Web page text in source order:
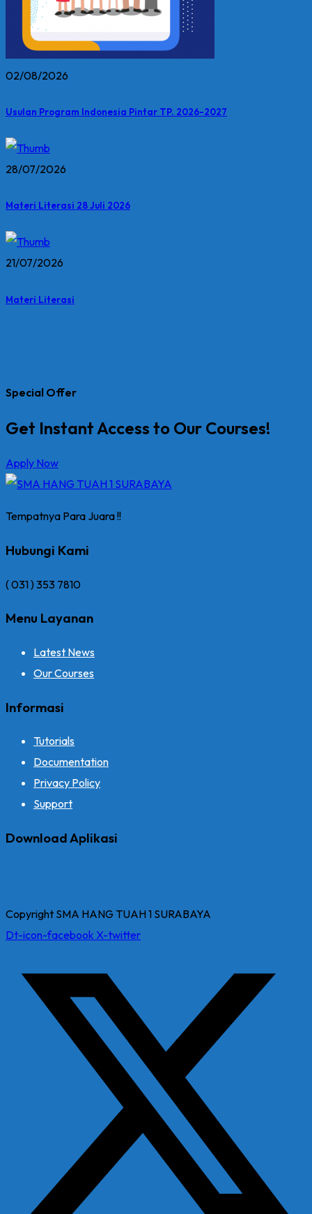
02/08/2026
Usulan Program Indonesia Pintar TP. 2026-2027
28/07/2026
Materi Literasi 28 Juli 2026
21/07/2026
Materi Literasi
Special Offer
Get Instant Access to Our Courses!
Apply Now
Tempatnya Para Juara !!
Hubungi Kami
( 031 ) 353 7810
Menu Layanan
Latest News
Our Courses
Informasi
Tutorials
Documentation
Privacy Policy
Support
Download Aplikasi
Copyright SMA HANG TUAH 1 SURABAYA
Dt-icon-facebook X-twitter